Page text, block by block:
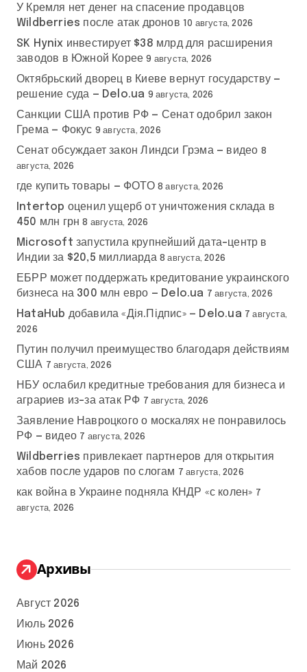
У Кремля нет денег на спасение продавцов
Wildberries после атак дронов 10 августа, 2026
SK Hynix инвестирует $38 млрд для расширения
заводов в Южной Корее 9 августа, 2026
Октябрьский дворец в Киеве вернут государству —
решение суда — Delo.ua 9 августа, 2026
Санкции США против РФ — Сенат одобрил закон
Грема — Фокус 9 августа, 2026
Сенат обсуждает закон Линдси Грэма — видео 8
августа, 2026
где купить товары — ФОТО 8 августа, 2026
Intertop оценил ущерб от уничтожения склада в
450 млн грн 8 августа, 2026
Microsoft запустила крупнейший дата-центр в
Индии за $20,5 миллиарда 8 августа, 2026
ЕБРР может поддержать кредитование украинского
бизнеса на 300 млн евро — Delo.ua 7 августа, 2026
HataHub добавила «Дія.Підпис» — Delo.ua 7 августа,
2026
Путин получил преимущество благодаря действиям
США 7 августа, 2026
НБУ ослабил кредитные требования для бизнеса и
аграриев из-за атак РФ 7 августа, 2026
Заявление Навроцкого о москалях не понравилось
РФ — видео 7 августа, 2026
Wildberries привлекает партнеров для открытия
хабов после ударов по слогам 7 августа, 2026
как война в Украине подняла КНДР «с колен» 7
августа, 2026
Архивы
Август 2026
Июль 2026
Июнь 2026
Май 2026